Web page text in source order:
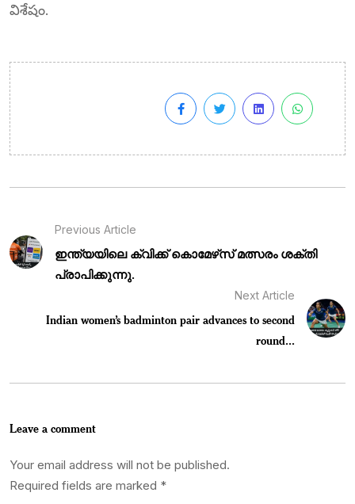
విశేషం.
Previous Article
ഇന്ത്യയിലെ ക്വിക്ക് കൊമേഴ്‌സ് മത്സരം ശക്തി
പ്രാപിക്കുന്നു.
Next Article
Indian women’s badminton pair advances to second
round...
Leave a comment
Your email address will not be published.
Required fields are marked *